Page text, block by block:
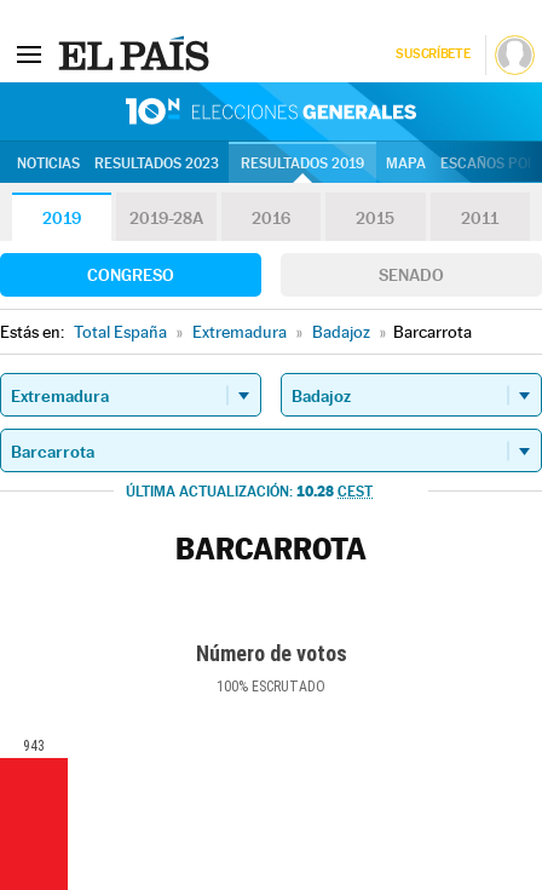
SUSCRÍBETE
NOTICIAS RESULTADOS 2023 RESULTADOS 2019 MAPA ESCAÑOS
2019 2019-28A 2016 2015 2011
CONGRESO SENADO
Estás en: Total España » Extremadura » Badajoz » Barcarrota
ÚLTIMA ACTUALIZACIÓN: 10.28 CEST
BARCARROTA
Número de votos
100% ESCRUTADO
943